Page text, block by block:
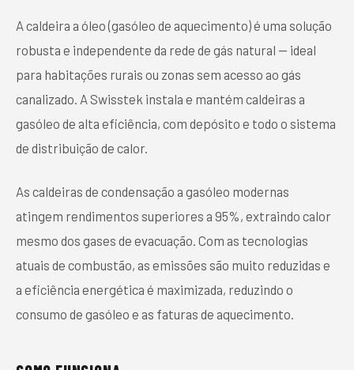
A caldeira a óleo (gasóleo de aquecimento) é uma solução
robusta e independente da rede de gás natural — ideal
para habitações rurais ou zonas sem acesso ao gás
canalizado. A Swisstek instala e mantém caldeiras a
gasóleo de alta eficiência, com depósito e todo o sistema
de distribuição de calor.
As caldeiras de condensação a gasóleo modernas
atingem rendimentos superiores a 95%, extraindo calor
mesmo dos gases de evacuação. Com as tecnologias
atuais de combustão, as emissões são muito reduzidas e
a eficiência energética é maximizada, reduzindo o
consumo de gasóleo e as faturas de aquecimento.